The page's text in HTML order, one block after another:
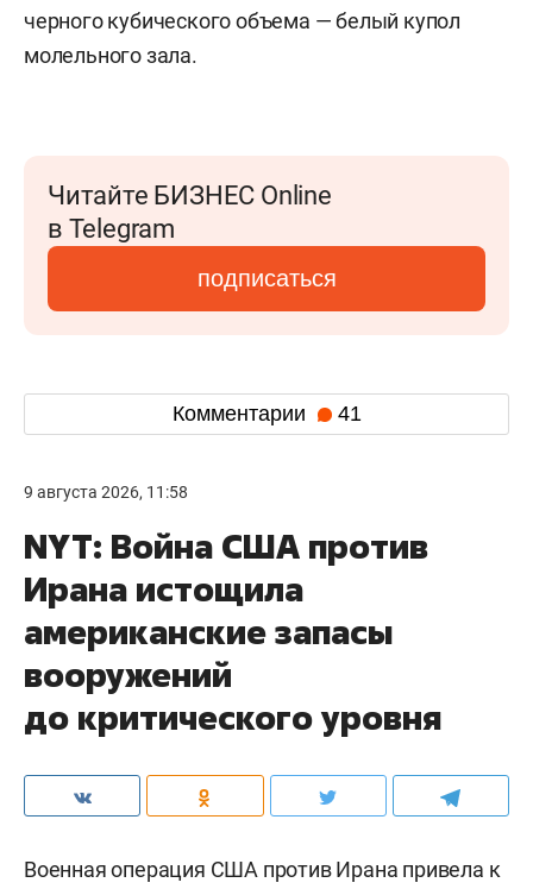
черного кубического объема — белый купол
молельного зала.
Читайте БИЗНЕС Online
в Telegram
подписаться
Комментарии 41
9 августа 2026, 11:58
NYT: Война США против
Ирана истощила
американские запасы
вооружений
до критического уровня
Военная операция США против Ирана привела к